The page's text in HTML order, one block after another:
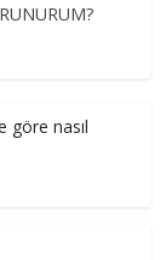
göre nasıl